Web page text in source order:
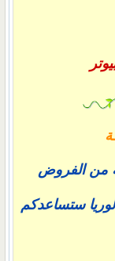
من الفروض
ستساعدكم